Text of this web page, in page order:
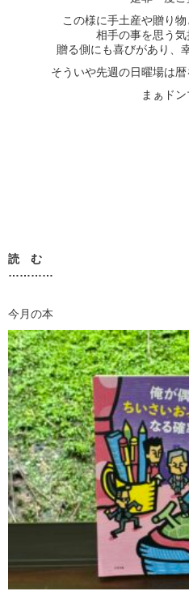
この様に手土産や贈り
相手の事を思う
贈る側にも喜びがあり、
そういや先週の日曜場は暦
まぁドン
読 む
…………
今月の本